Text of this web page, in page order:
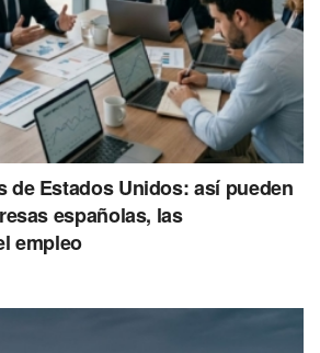
de Estados Unidos: así pueden
españolas, las
empleo